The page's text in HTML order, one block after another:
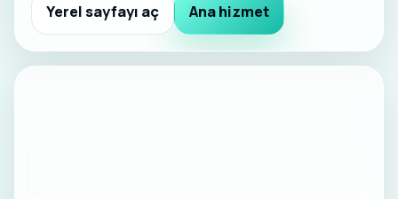
Yerel sayfayı aç Ana hizmet